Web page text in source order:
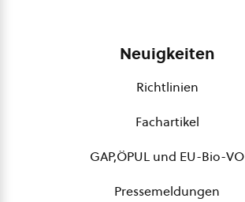
Neuigkeiten
Richtlinien
Fachartikel
GAP,ÖPUL und EU-Bio-VO
Pressemeldungen